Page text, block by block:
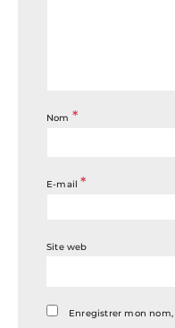
Nom *
E-mail*
Site web
Enregistrer mon